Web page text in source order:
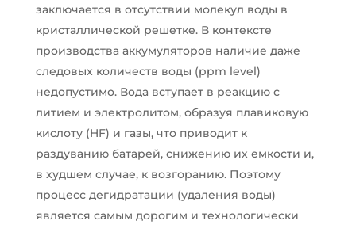
заключается в отсутствии молекул воды в
кристаллической решетке. В контексте
производства аккумуляторов наличие даже
следовых количеств воды (ppm level)
недопустимо. Вода вступает в реакцию с
литием и электролитом, образуя плавиковую
кислоту (HF) и газы, что приводит к
раздуванию батарей, снижению их емкости и,
в худшем случае, к возгоранию. Поэтому
процесс дегидратации (удаления воды)
является самым дорогим и технологически